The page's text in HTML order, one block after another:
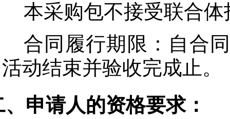
本采购包不接受联合体
合同履行期限： 自合
活动结束并验收完成止。
、申请人的资格要求：